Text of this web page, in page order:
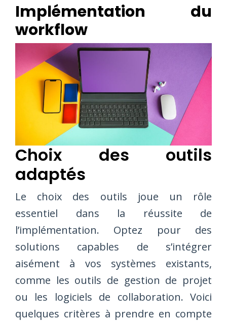
Implémentation du
workflow
Choix des outils
adaptés
Le choix des outils joue un rôle
essentiel dans la réussite de
l’implémentation. Optez pour des
solutions capables de s’intégrer
aisément à vos systèmes existants,
comme les outils de gestion de projet
ou les logiciels de collaboration. Voici
quelques critères à prendre en compte